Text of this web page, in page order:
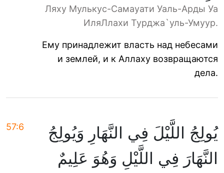
Ляху Мулькус-Самауати Уаль-Арды Уа
ИляЛлахи Турджа`уль-Умуур.
Ему принадлежит власть над небесами
и землей, и к Аллаху возвращаются
дела.
57:6
يُولِجُ اللَّيْلَ فِي النَّهَارِ وَيُولِجُ
النَّهَارَ فِي اللَّيْلِ وَهُوَ عَلِيمٌ